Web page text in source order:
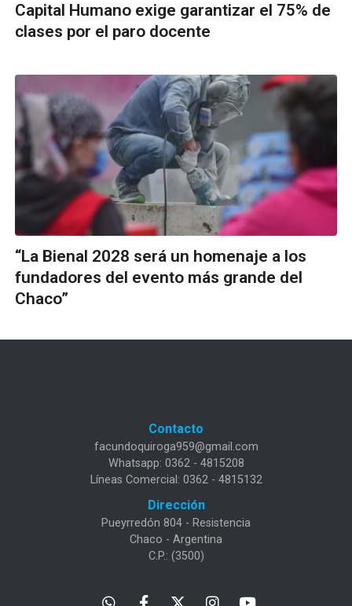
Capital Humano exige garantizar el 75% de
clases por el paro docente
“La Bienal 2028 será un homenaje a los
fundadores del evento más grande del
Chaco”
Contacto
facundoquiroga959@gmail.com
Whatsapp: 0362 - 4815208
Líneas Comercial: 0362 - 4815132
Dirección
Pueyrredón 804 - Resistencia
Chaco - Argentina
C.P.: (3500)